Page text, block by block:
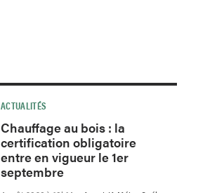
ACTUALITÉS
Chauffage au bois : la
certification obligatoire
entre en vigueur le 1er
septembre